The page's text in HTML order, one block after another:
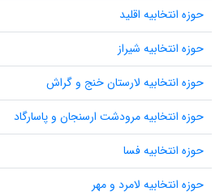
حوزه انتخابیه اقلید
حوزه انتخابیه شیراز
حوزه انتخابیه لارستان خنج و گراش
حوزه انتخابیه مرودشت ارسنجان و پاسارگاد
حوزه انتخابیه فسا
حوزه انتخابیه لامرد و مهر